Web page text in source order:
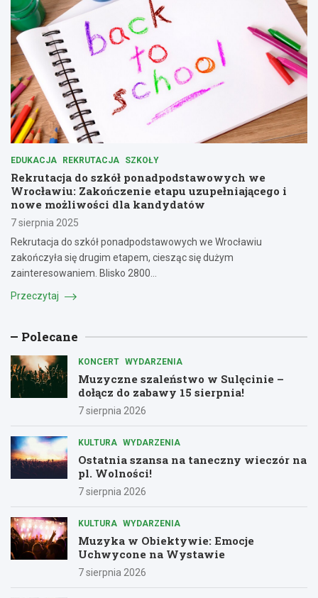
EDUKACJA REKRUTACJA SZKOŁY
Rekrutacja do szkół ponadpodstawowych we
Wrocławiu: Zakończenie etapu uzupełniającego i
nowe możliwości dla kandydatów
7 sierpnia 2025
Rekrutacja do szkół ponadpodstawowych we Wrocławiu
zakończyła się drugim etapem, ciesząc się dużym
zainteresowaniem. Blisko 2800…
Przeczytaj
Polecane
KONCERT WYDARZENIA
Muzyczne szaleństwo w Sulęcinie –
dołącz do zabawy 15 sierpnia!
7 sierpnia 2026
KULTURA WYDARZENIA
Ostatnia szansa na taneczny wieczór na
pl. Wolności!
7 sierpnia 2026
KULTURA WYDARZENIA
Muzyka w Obiektywie: Emocje
Uchwycone na Wystawie
7 sierpnia 2026